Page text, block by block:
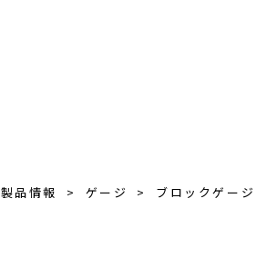
製品情報 ゲージ ブロックゲージ